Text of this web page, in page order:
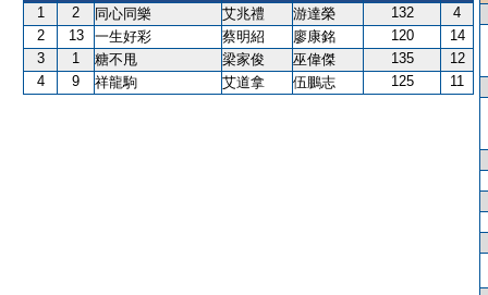
1 2 同心同樂 艾兆禮 游達榮 132
4
2
13 一生好彩 蔡明紹 廖康銘 120
14
3
1 糖不甩 梁家俊 巫偉傑 135
12
4
9 祥龍駒 艾道拿 伍鵬志 125 11